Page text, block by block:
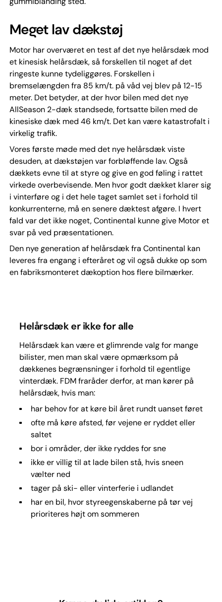
Meget lav dækstøj
Motor har overværet en test af det nye helårsdæk mod
et kinesisk helårsdæk, så forskellen til noget af det
ringeste kunne tydeliggøres. Forskellen i
bremselængden fra 85 km/t. på våd vej blev på 12-15
meter. Det betyder, at der hvor bilen med det nye
AllSeason 2-dæk standsede, fortsatte bilen med de
kinesiske dæk med 46 km/t. Det kan være katastrofalt i
virkelig trafik.
Vores første møde med det nye helårsdæk viste
desuden, at dækstøjen var forbløffende lav. Også
dækkets evne til at styre og give en god føling i rattet
virkede overbevisende. Men hvor godt dækket klarer sig
i vinterføre og i det hele taget samlet set i forhold til
konkurrenterne, må en senere dæktest afgøre. I hvert
fald var det ikke noget, Continental kunne give Motor et
svar på ved præsentationen.
Den nye generation af helårsdæk fra Continental kan
leveres fra engang i efteråret og vil også dukke op som
en fabriksmonteret dækoption hos flere bilmærker.
Helårsdæk er ikke for alle
Helårsdæk kan være et glimrende valg for mange
bilister, men man skal være opmærksom på
dækkenes begrænsninger i forhold til egentlige
vinterdæk. FDM fraråder derfor, at man kører på
helårsdæk, hvis man:
har behov for at køre bil året rundt uanset føret
ofte må køre afsted, før vejene er ryddet eller
saltet
bor i områder, der ikke ryddes for sne
ikke er villig til at lade bilen stå, hvis sneen
vælter ned
tager på ski- eller vinterferie i udlandet
har en bil, hvor styreegenskaberne på tør vej
prioriteres højt om sommeren